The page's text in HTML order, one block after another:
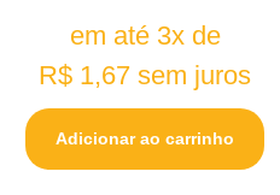
em até 3x de
R$ 1,67 sem juros
Adicionar ao carrinho